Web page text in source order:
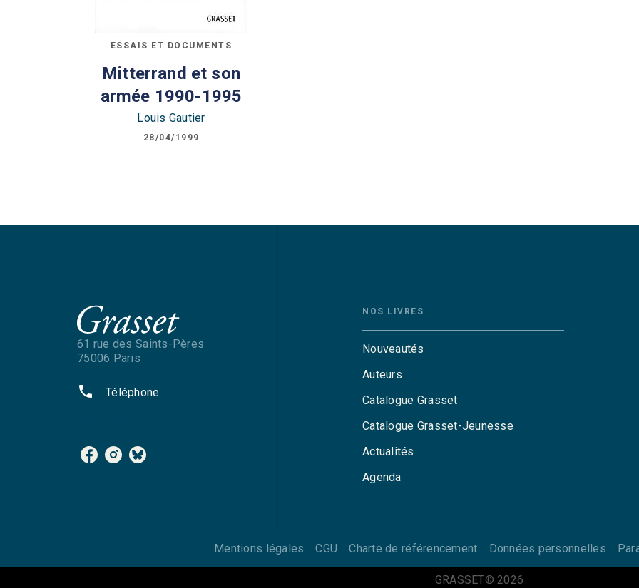
ESSAIS ET DOCUMENTS
Mitterrand et son
armée 1990-1995
Louis Gautier
28/04/1999
61 rue des Saints-Pères
75006 Paris
phone Téléphone
NOS LIVRES
Nouveautés
Auteurs
Catalogue Grasset
Catalogue Grasset-Jeunesse
Actualités
Agenda
Mentions légales CGU Charte de référencement Données personnelles
GRASSET© 2026